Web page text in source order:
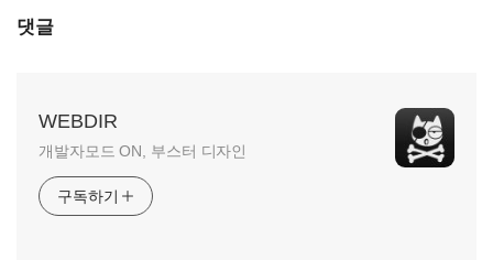
댓글
WEBDIR
개발자모드 ON, 부스터 디자인
구독하기